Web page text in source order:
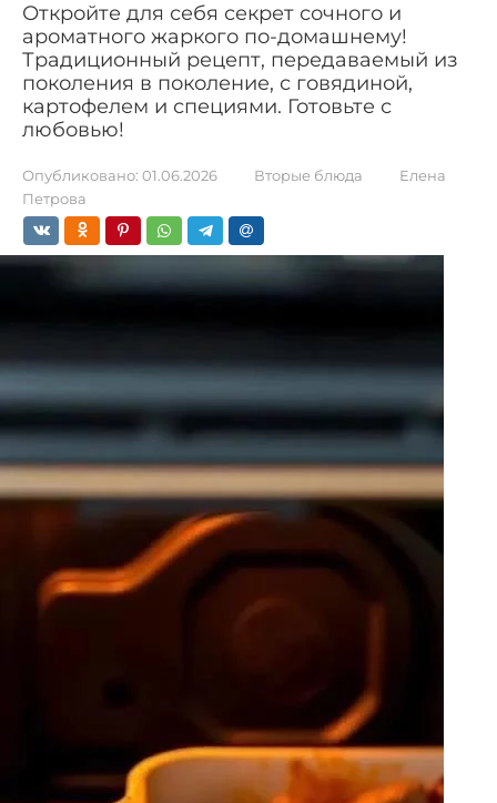
Откройте для себя секрет сочного и
ароматного жаркого по-домашнему!
Традиционный рецепт, передаваемый из
поколения в поколение, с говядиной,
картофелем и специями. Готовьте с
любовью!
Опубликовано: 01.06.2026 Вторые блюда
Елена
Петрова